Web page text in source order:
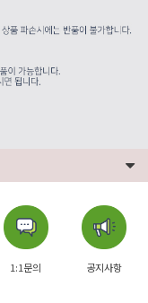
1:1문의 공지사항